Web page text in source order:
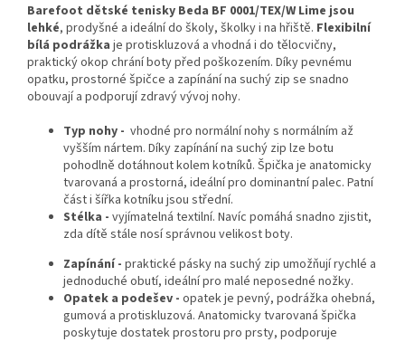
Barefoot dětské tenisky Beda BF 0001/TEX/W Lime jsou
lehké, prodyšné a ideální do školy, školky i na hřiště. Flexibilní
bílá podrážka je protiskluzová a vhodná i do tělocvičny,
praktický okop chrání boty před poškozením. Díky pevnému
opatku, prostorné špičce a zapínání na suchý zip se snadno
obouvají a podporují zdravý vývoj nohy.
Typ nohy - vhodné pro normální nohy s normálním až
vyšším nártem. Díky zapínání na suchý zip lze botu
pohodlně dotáhnout kolem kotníků. Špička je anatomicky
tvarovaná a prostorná, ideální pro dominantní palec. Patní
část i šířka kotníku jsou střední.
Stélka - vyjímatelná textilní. Navíc pomáhá snadno zjistit,
zda dítě stále nosí správnou velikost boty.
Zapínání - praktické pásky na suchý zip umožňují rychlé a
jednoduché obutí, ideální pro malé neposedné nožky.
Opatek a podešev - opatek je pevný, podrážka ohebná,
gumová a protiskluzová. Anatomicky tvarovaná špička
poskytuje dostatek prostoru pro prsty, podporuje